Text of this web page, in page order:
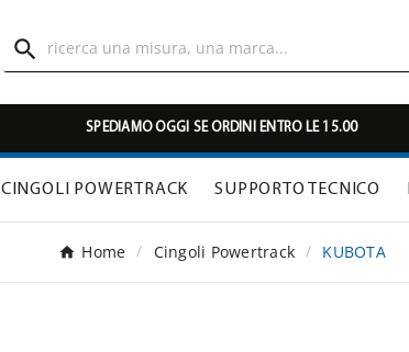

SPEDIAMO OGGI SE ORDINI ENTRO LE 15.00
CINGOLI POWERTRACK SUPPORTO TECNICO
Home Cingoli Powertrack KUBOTA